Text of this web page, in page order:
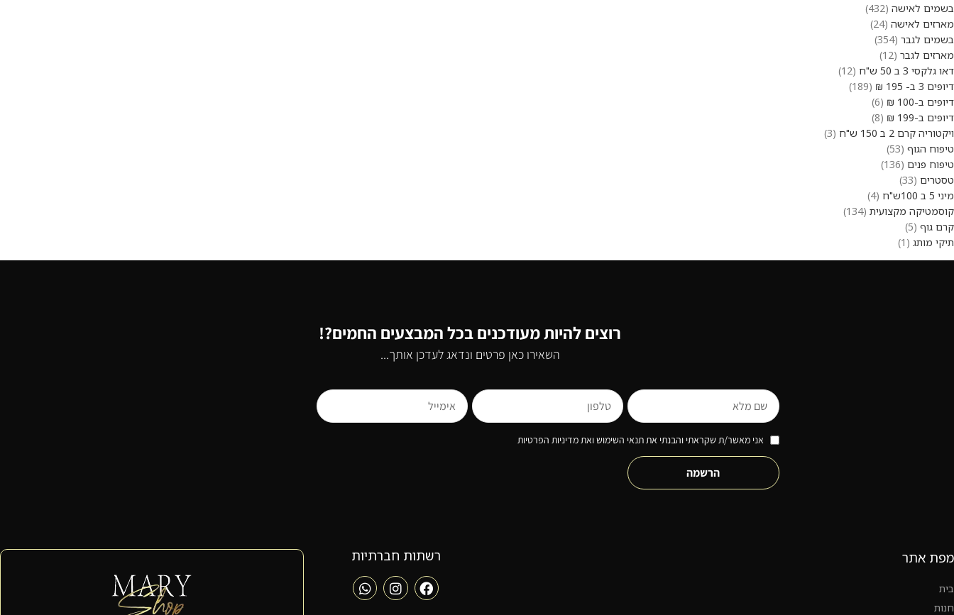
בשמים לאישה 432
מארזים לאישה 24
בשמים לגבר 354
מארזים לגבר 12
דאו גלקסי 3 ב 50 ש"ח
12
דיופים 3 ב- 195 ₪
189
דיופים ב-100 ₪
6
דיופים ב-199 ₪
8
ויקטוריה קרם 2 ב 150 ש"ח
3
טיפוח הגוף 53
טיפוח פנים 136
טסטרים 33
מיני 5 ב 100ש"ח
4
קוסמטיקה מקצועית 134
קרם גוף 5
תיקי מותג
1
רוצים להיות מעודכנים בכל המבצעים החמים?!
השאירו כאן פרטים ונדאג לעדכן אותך...
אני מאשר/ת שקראתי והבנתי את תנאי השימוש ואת מדיניות הפרטיות
הרשמה
מפת אתר
בית
חנות
רשתות חברתיות